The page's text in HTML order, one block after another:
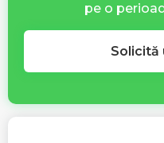
pe o
Solicită